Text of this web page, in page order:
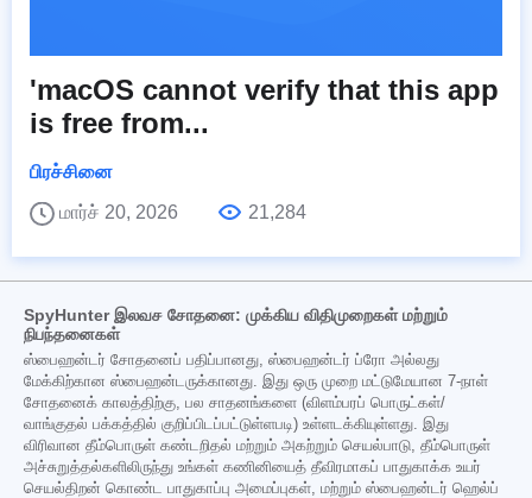
'macOS cannot verify that this app
is free from...
பிரச்சினை
மார்ச் 20, 2026
21,284
SpyHunter இலவச சோதனை: முக்கிய விதிமுறைகள் மற்றும்
நிபந்தனைகள்
ஸ்பைஹன்டர் சோதனைப் பதிப்பானது, ஸ்பைஹன்டர் ப்ரோ அல்லது
மேக்கிற்கான ஸ்பைஹன்டருக்கானது. இது ஒரு முறை மட்டுமேயான 7-நாள்
சோதனைக் காலத்திற்கு, பல சாதனங்களை (விளம்பரப் பொருட்கள்/
வாங்குதல் பக்கத்தில் குறிப்பிடப்பட்டுள்ளபடி) உள்ளடக்கியுள்ளது. இது
விரிவான தீம்பொருள் கண்டறிதல் மற்றும் அகற்றும் செயல்பாடு, தீம்பொருள்
அச்சுறுத்தல்களிலிருந்து உங்கள் கணினியைத் தீவிரமாகப் பாதுகாக்க உயர்
செயல்திறன் கொண்ட பாதுகாப்பு அமைப்புகள், மற்றும் ஸ்பைஹன்டர் ஹெல்ப்